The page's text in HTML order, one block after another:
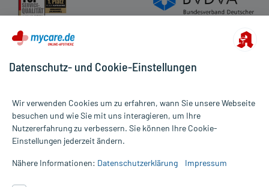
Alle Preise gelten inkl. MwSt., ggf. zzgl. Versandkosten
Informationen auf dieser Website werden ausschließlich für
die Untersuchung und Behandlung durch einen Arzt. Bitte
Datenschutz- und Cookie-Einstellungen
Wir verwenden Cookies um zu erfahren, wann Sie unsere Webseite
besuchen und wie Sie mit uns interagieren, um Ihre
Nutzererfahrung zu verbessern. Sie können Ihre Cookie-
Einstellungen jederzeit ändern.
Nähere Informationen: Datenschutzerklärung Impressum